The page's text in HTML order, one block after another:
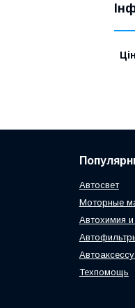
Автосвет
Моторные
Автохимия и
Техпомощь